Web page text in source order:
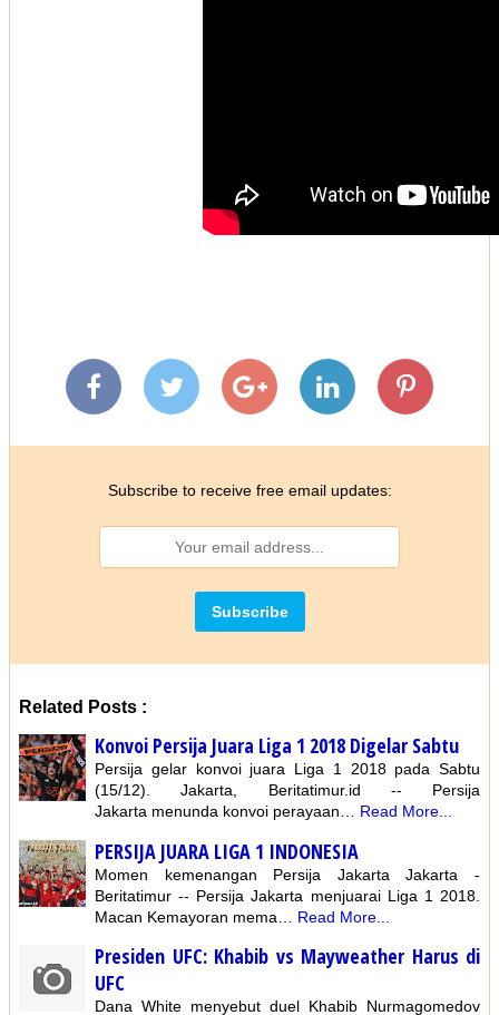
Subscribe to receive free email updates:
Related Posts :
Konvoi Persija Juara Liga 1 2018 Digelar Sabtu
Persija gelar konvoi juara Liga 1 2018 pada Sabtu
(15/12). Jakarta, Beritatimur.id -- Persija
Jakarta menunda konvoi perayaan… Read More...
PERSIJA JUARA LIGA 1 INDONESIA
Momen kemenangan Persija Jakarta Jakarta -
Beritatimur -- Persija Jakarta menjuarai Liga 1 2018.
Macan Kemayoran mema…
Read More...
Presiden UFC: Khabib vs Mayweather Harus di
UFC
Dana White menyebut duel Khabib Nurmagomedov